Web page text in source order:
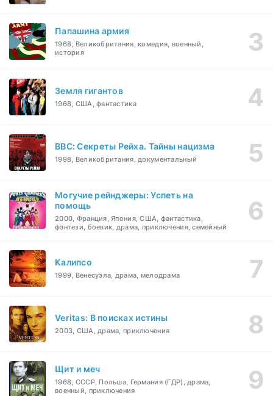
Папашина армия
1968, Великобритания, комедия, военный,
история
Земля гигантов
1968, США, фантастика
BBC: Секреты Рейха. Тайны нацизма
1998, Великобритания, документальный
Могучие рейнджеры: Успеть на
помощь
2000, Франция, Япония, США, фантастика,
фэнтези, боевик, драма, приключения, семейный
Калипсо
1999, Венесуэла, драма, мелодрама
Veritas: В поисках истины
2003, США, драма, приключения
Щит и меч
1968, СССР, Польша, Германия (ГДР), драма,
военный, приключения